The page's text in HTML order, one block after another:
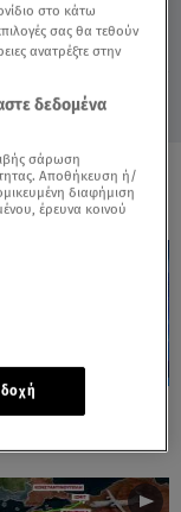
F-35: Κανείς Δε Θα
στο κάτω
σας θα τεθούν
ανατρέξτε στην
δεδομένα
σάρωση
Αποθήκευση ή/
διαφήμιση
έρευνα κοινού